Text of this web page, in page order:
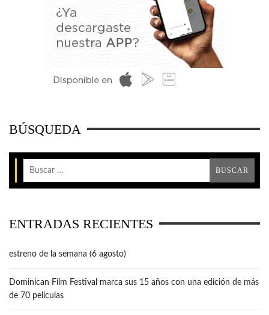
BÚSQUEDA
ENTRADAS RECIENTES
estreno de la semana (6 agosto)
Dominican Film Festival marca sus 15 años con una edición de más
de 70 películas